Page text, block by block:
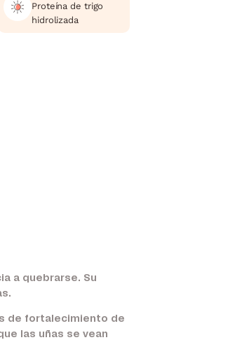
Proteína de trigo
hidrolizada
a quebrarse. Su
de fortalecimiento de
las uñas se vean